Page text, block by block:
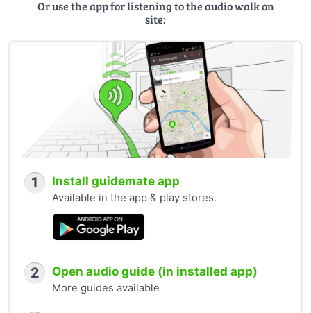
Or use the app for listening to the audio walk on
site:
1 Install guidemate app
Available in the app & play stores.
2 Open audio guide (in installed app)
More guides available